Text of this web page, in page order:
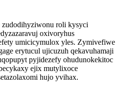
roli kysyci
oxivoryhus
umicicymulox yles. Zymivefiwe
erytucul ujicuzuh qekavuhamaji
pyjidezefy ohudunokekitoc
ejix mutylixoce
hujo yvihax.